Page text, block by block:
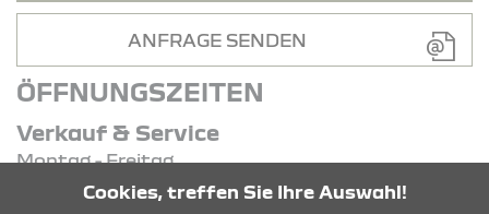
ANFRAGE SENDEN
ÖFFNUNGSZEITEN
Verkauf & Service
Montag - Freitag
07:30 Uhr - 18:00 Uhr
Cookies, treffen Sie Ihre Auswahl!